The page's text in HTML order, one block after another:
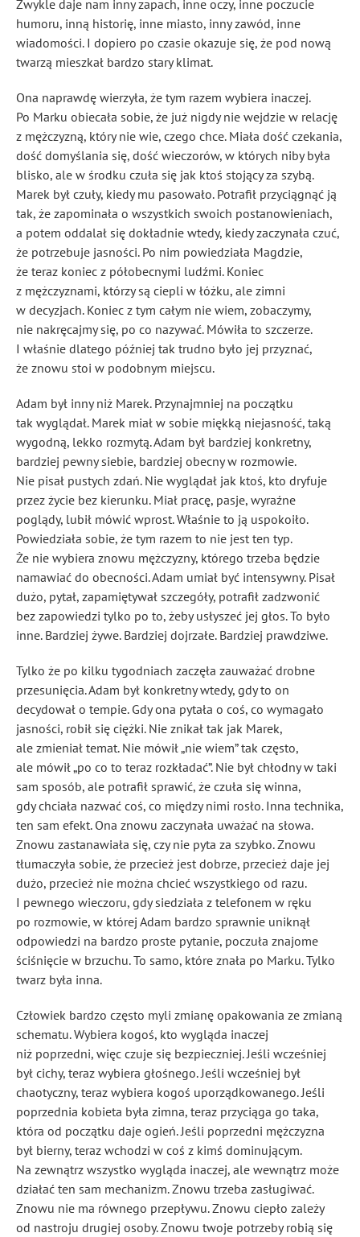
Zwykle daje nam inny zapach, inne oczy, inne poczucie
humoru, inną historię, inne miasto, inny zawód, inne
wiadomości. I dopiero po czasie okazuje się, że pod nową
twarzą mieszkał bardzo stary klimat.
Ona naprawdę wierzyła, że tym razem wybiera inaczej.
Po Marku obiecała sobie, że już nigdy nie wejdzie w relację
z mężczyzną, który nie wie, czego chce. Miała dość czekania,
dość domyślania się, dość wieczorów, w których niby była
blisko, ale w środku czuła się jak ktoś stojący za szybą.
Marek był czuły, kiedy mu pasowało. Potrafił przyciągnąć ją
tak, że zapominała o wszystkich swoich postanowieniach,
a potem oddalał się dokładnie wtedy, kiedy zaczynała czuć,
że potrzebuje jasności. Po nim powiedziała Magdzie,
że teraz koniec z półobecnymi ludźmi. Koniec
z mężczyznami, którzy są ciepli w łóżku, ale zimni
w decyzjach. Koniec z tym całym nie wiem, zobaczymy,
nie nakręcajmy się, po co nazywać. Mówiła to szczerze.
I właśnie dlatego później tak trudno było jej przyznać,
że znowu stoi w podobnym miejscu.
Adam był inny niż Marek. Przynajmniej na początku
tak wyglądał. Marek miał w sobie miękką niejasność, taką
wygodną, lekko rozmytą. Adam był bardziej konkretny,
bardziej pewny siebie, bardziej obecny w rozmowie.
Nie pisał pustych zdań. Nie wyglądał jak ktoś, kto dryfuje
przez życie bez kierunku. Miał pracę, pasje, wyraźne
poglądy, lubił mówić wprost. Właśnie to ją uspokoiło.
Powiedziała sobie, że tym razem to nie jest ten typ.
Że nie wybiera znowu mężczyzny, którego trzeba będzie
namawiać do obecności. Adam umiał być intensywny. Pisał
dużo, pytał, zapamiętywał szczegóły, potrafił zadzwonić
bez zapowiedzi tylko po to, żeby usłyszeć jej głos. To było
inne. Bardziej żywe. Bardziej dojrzałe. Bardziej prawdziwe.
Tylko że po kilku tygodniach zaczęła zauważać drobne
przesunięcia. Adam był konkretny wtedy, gdy to on
decydował o tempie. Gdy ona pytała o coś, co wymagało
jasności, robił się ciężki. Nie znikał tak jak Marek,
ale zmieniał temat. Nie mówił „nie wiem” tak często,
ale mówił „po co to teraz rozkładać”. Nie był chłodny w taki
sam sposób, ale potrafił sprawić, że czuła się winna,
gdy chciała nazwać coś, co między nimi rosło. Inna technika,
ten sam efekt. Ona znowu zaczynała uważać na słowa.
Znowu zastanawiała się, czy nie pyta za szybko. Znowu
tłumaczyła sobie, że przecież jest dobrze, przecież daje jej
dużo, przecież nie można chcieć wszystkiego od razu.
I pewnego wieczoru, gdy siedziała z telefonem w ręku
po rozmowie, w której Adam bardzo sprawnie uniknął
odpowiedzi na bardzo proste pytanie, poczuła znajome
ściśnięcie w brzuchu. To samo, które znała po Marku. Tylko
twarz była inna.
Człowiek bardzo często myli zmianę opakowania ze zmianą
schematu. Wybiera kogoś, kto wygląda inaczej
niż poprzedni, więc czuje się bezpieczniej. Jeśli wcześniej
był cichy, teraz wybiera głośnego. Jeśli wcześniej był
chaotyczny, teraz wybiera kogoś uporządkowanego. Jeśli
poprzednia kobieta była zimna, teraz przyciąga go taka,
która od początku daje ogień. Jeśli poprzedni mężczyzna
był bierny, teraz wchodzi w coś z kimś dominującym.
Na zewnątrz wszystko wygląda inaczej, ale wewnątrz może
działać ten sam mechanizm. Znowu trzeba zasługiwać.
Znowu nie ma równego przepływu. Znowu ciepło zależy
od nastroju drugiej osoby. Znowu twoje potrzeby robią się